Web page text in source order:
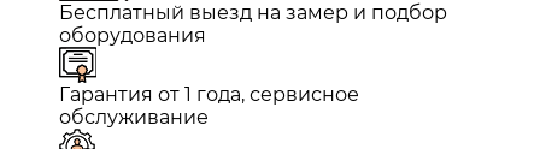
Бесплатный выезд на замер и подбор
оборудования
Гарантия от 1 года, сервисное
обслуживание